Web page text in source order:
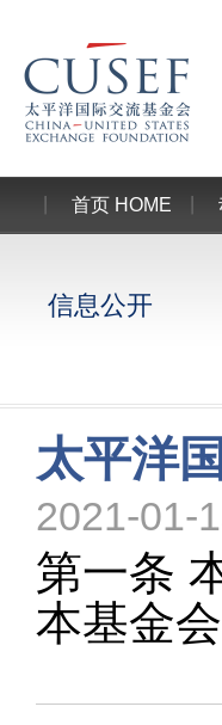
首页 HOME
信息公开
太平洋
2021-01-
第一条
本基金